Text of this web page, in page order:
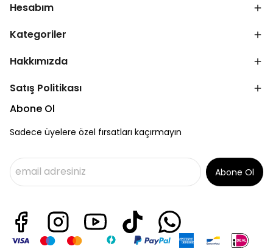
Hesabım
Kategoriler
Hakkımızda
Satış Politikası
Abone Ol
Sadece üyelere özel fırsatları kaçırmayın
Abone Ol